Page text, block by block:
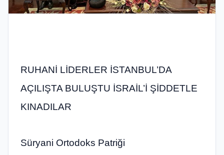
RUHANİ LİDERLER İSTANBUL’DA
AÇILIŞTA BULUŞTU İSRAİL’İ ŞİDDETLE
KINADILAR
Süryani Ortodoks Patriği